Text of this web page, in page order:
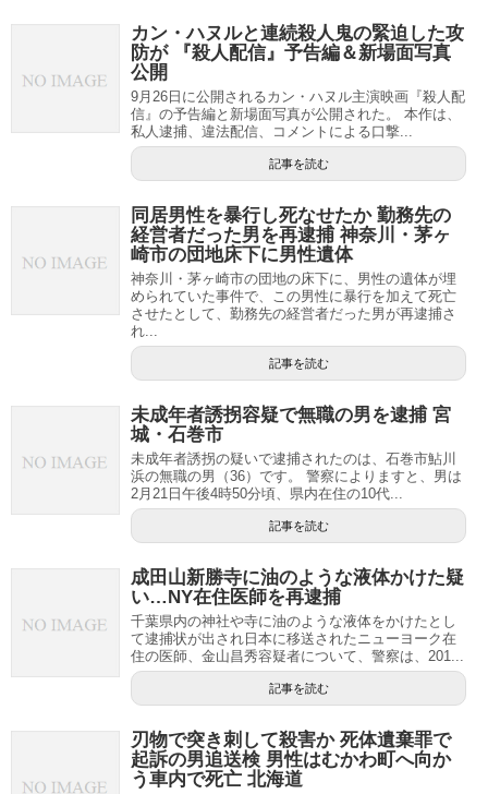
カン・ハヌルと連続殺人鬼の緊迫した攻
防が 『殺人配信』予告編＆新場面写真
公開
9月26日に公開されるカン・ハヌル主演映画『殺人配
信』の予告編と新場面写真が公開された。 本作は、
私人逮捕、違法配信、コメントによる口撃...
記事を読む
同居男性を暴行し死なせたか 勤務先の
経営者だった男を再逮捕 神奈川・茅ヶ
崎市の団地床下に男性遺体
神奈川・茅ヶ崎市の団地の床下に、男性の遺体が埋
められていた事件で、この男性に暴行を加えて死亡
させたとして、勤務先の経営者だった男が再逮捕さ
れ...
記事を読む
未成年者誘拐容疑で無職の男を逮捕 宮
城・石巻市
未成年者誘拐の疑いで逮捕されたのは、石巻市鮎川
浜の無職の男（36）です。 警察によりますと、男は
2月21日午後4時50分頃、県内在住の10代...
記事を読む
成田山新勝寺に油のような液体かけた疑
い…NY在住医師を再逮捕
千葉県内の神社や寺に油のような液体をかけたとし
て逮捕状が出され日本に移送されたニューヨーク在
住の医師、金山昌秀容疑者について、警察は、201...
記事を読む
刃物で突き刺して殺害か 死体遺棄罪で
起訴の男追送検 男性はむかわ町へ向か
う車内で死亡 北海道